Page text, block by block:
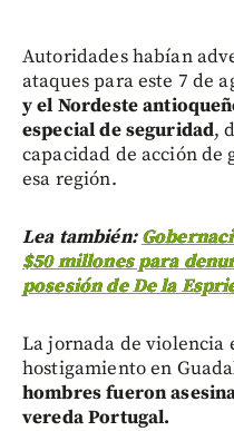
Autoridades habían
ataques para este 7 de
y el Nordeste
especial de seguridad,
capacidad de acción de
esa región.
Lea también:
$50 millones para
posesión de De la
La jornada de violencia
hostigamiento en
hombres fueron
vereda Portugal.